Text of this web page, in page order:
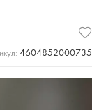
4604852000735